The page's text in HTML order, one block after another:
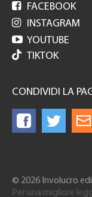
 FACEBOOK
 INSTAGRAM
 YOUTUBE
TIKTOK
CONDIVIDI LA
© 2026 Involucro
Per una migliore